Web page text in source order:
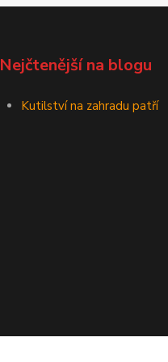
Nejčtenější na blogu
Kutilství na zahradu patří